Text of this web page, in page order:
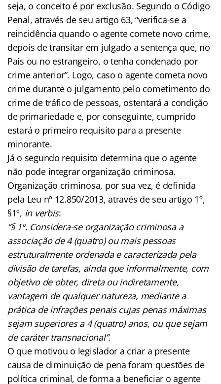
seja, o conceito é por exclusão. Segundo o Código
Penal, através de seu artigo 63, “verifica-se a
reincidência quando o agente comete novo crime,
depois de transitar em julgado a sentença que, no
País ou no estrangeiro, o tenha condenado por
crime anterior”. Logo, caso o agente cometa novo
crime durante o julgamento pelo cometimento do
crime de tráfico de pessoas, ostentará a condição
de primariedade e, por conseguinte, cumprido
estará o primeiro requisito para a presente
minorante.
Já o segundo requisito determina que o agente
não pode integrar organização criminosa.
Organização criminosa, por sua vez, é definida
pela Leu nº 12.850/2013, através de seu artigo 1º,
§1º, in verbis:
“§ 1º. Considera-se organização criminosa a
associação de 4 (quatro) ou mais pessoas
estruturalmente ordenada e caracterizada pela
divisão de tarefas, ainda que informalmente, com
objetivo de obter, direta ou indiretamente,
vantagem de qualquer natureza, mediante a
prática de infrações penais cujas penas máximas
sejam superiores a 4 (quatro) anos, ou que sejam
de caráter transnacional”.
O que motivou o legislador a criar a presente
causa de diminuição de pena foram questões de
política criminal, de forma a beneficiar o agente